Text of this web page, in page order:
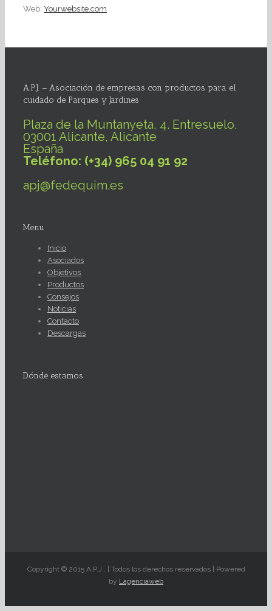
Web: Yourwebsite.com
A.P.J. – Asociación de empresas con productos para el
cuidado de Parques y Jardines
Plaza de la Muntanyeta, 4. Entresuelo.
03001 Alicante, Alicante
España
Teléfono: (+34) 965 04 91 92
apj@fedequim.es
Menu
Inicio
Asociados
Objetivos
Productos
Consejos
Noticias
Contacto
Descargas
Dónde estamos
Copyright © 2015 A.P.J.. | Todos los derechos reservados | Powered
by Lagenciaweb